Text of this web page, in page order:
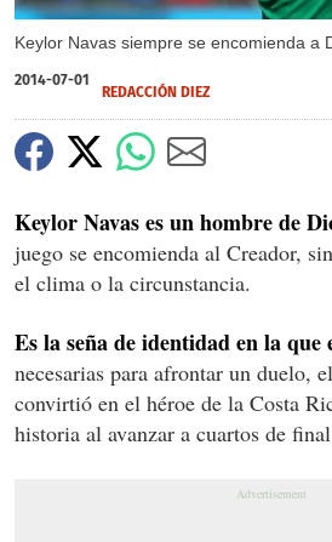
Keylor Navas siempre se encomienda a
2014-07-01
REDACCIÓN DIEZ
Keylor Navas es un hombre de
juego se encomienda al Creador,
el clima o la circunstancia.
Es la seña de identidad en la que
necesarias para afrontar un duelo,
convirtió en el héroe de la Costa
historia al avanzar a cuartos de